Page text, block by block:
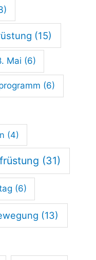
(15)
Mai (6)
(6)
(4)
(31)
(6)
(13)